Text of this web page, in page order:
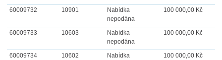
60009732 10901
Nabídka
nepodána
100 000,00 Kč
60009733 10603
Nabídka
nepodána
100 000,00 Kč
60009734 10602
Nabídka
100 000,00 Kč